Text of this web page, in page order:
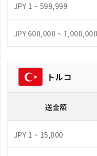
JPY 1 ~ 599,999
JPY 600,000 ~ 1,000,000
トルコ
送金額
JPY 1 ~ 15,000